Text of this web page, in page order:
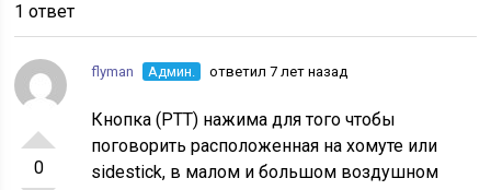
1 ответ
0
flyman Админ. ответил 7 лет назад
Кнопка (PTT) нажима для того чтобы
поговорить расположенная на хомуте или
sidestick, в малом и большом воздушном